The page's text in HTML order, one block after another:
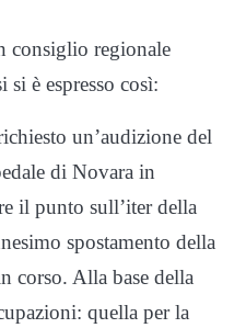
consiglio regionale
è espresso così:
un’audizione del
di Novara in
il punto sull’iter della
spostamento della
corso. Alla base della
quella per la